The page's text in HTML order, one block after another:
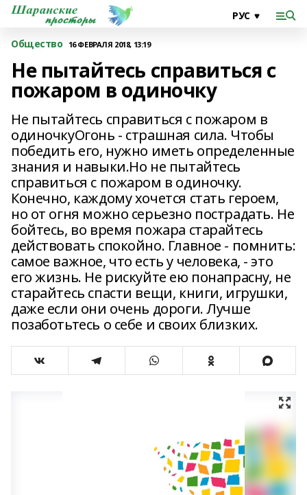
Общество 16 ФЕВРАЛЯ 2018, 13:19
Не пытайтесь справиться с
пожаром в одиночку
Не пытайтесь справиться с пожаром в
одиночкуОгонь - страшная сила. Чтобы
победить его, нужно иметь определенные
знания и навыки.Но не пытайтесь
справиться с пожаром в одиночку.
Конечно, каждому хочется стать героем,
но от огня можно серьезно пострадать. Не
бойтесь, во время пожара старайтесь
действовать спокойно. Главное - помнить:
самое важное, что есть у человека, - это
его жизнь. Не рискуйте ею понапрасну, не
старайтесь спасти вещи, книги, игрушки,
даже если они очень дороги. Лучше
позаботьтесь о себе и своих близких.